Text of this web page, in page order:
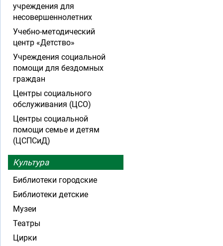
учреждения для
несовершеннолетних
Учебно-методический
центр «Детство»
Учреждения социальной
помощи для бездомных
граждан
Центры социального
обслуживания (ЦСО)
Центры социальной
помощи семье и детям
(ЦСПСиД)
Культура
Библиотеки городские
Библиотеки детские
Музеи
Театры
Цирки